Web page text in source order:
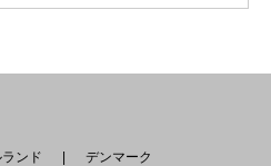
ンド
デンマーク